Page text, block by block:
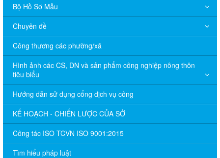
Bộ Hồ Sơ Mẫu
Chuyên đề
Công thương các phường/xã
Hình ảnh các CS, DN và sản phẩm công nghiệp nông thôn
tiêu biểu
Hướng dẫn sử dụng cổng dịch vụ công
KẾ HOẠCH - CHIẾN LƯỢC CỦA SỞ
Công tác ISO TCVN ISO 9001:2015
Tìm hiểu pháp luật